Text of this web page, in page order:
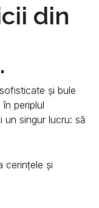
din
și bule
periplul
singur lucru: să
cerințele și